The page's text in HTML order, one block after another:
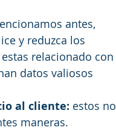
antes,
y reduzca los
relacionado con
datos valiosos
al cliente: estos no
maneras.